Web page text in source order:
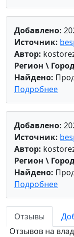
Добавлено:
Источник:
Автор:
Регион \
Найдено:
Подробнее
Добавлено:
Источник:
Автор:
Регион \
Найдено:
Подробнее
Отзывы
Отзывов на